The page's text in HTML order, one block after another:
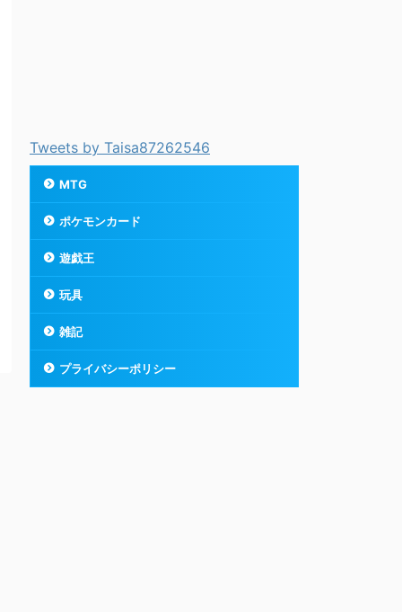
Tweets by Taisa87262546
MTG
ポケモンカード
遊戯王
玩具
雑記
プライバシーポリシー